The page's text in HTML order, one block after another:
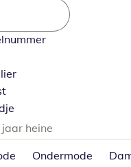
heine
Ondermode